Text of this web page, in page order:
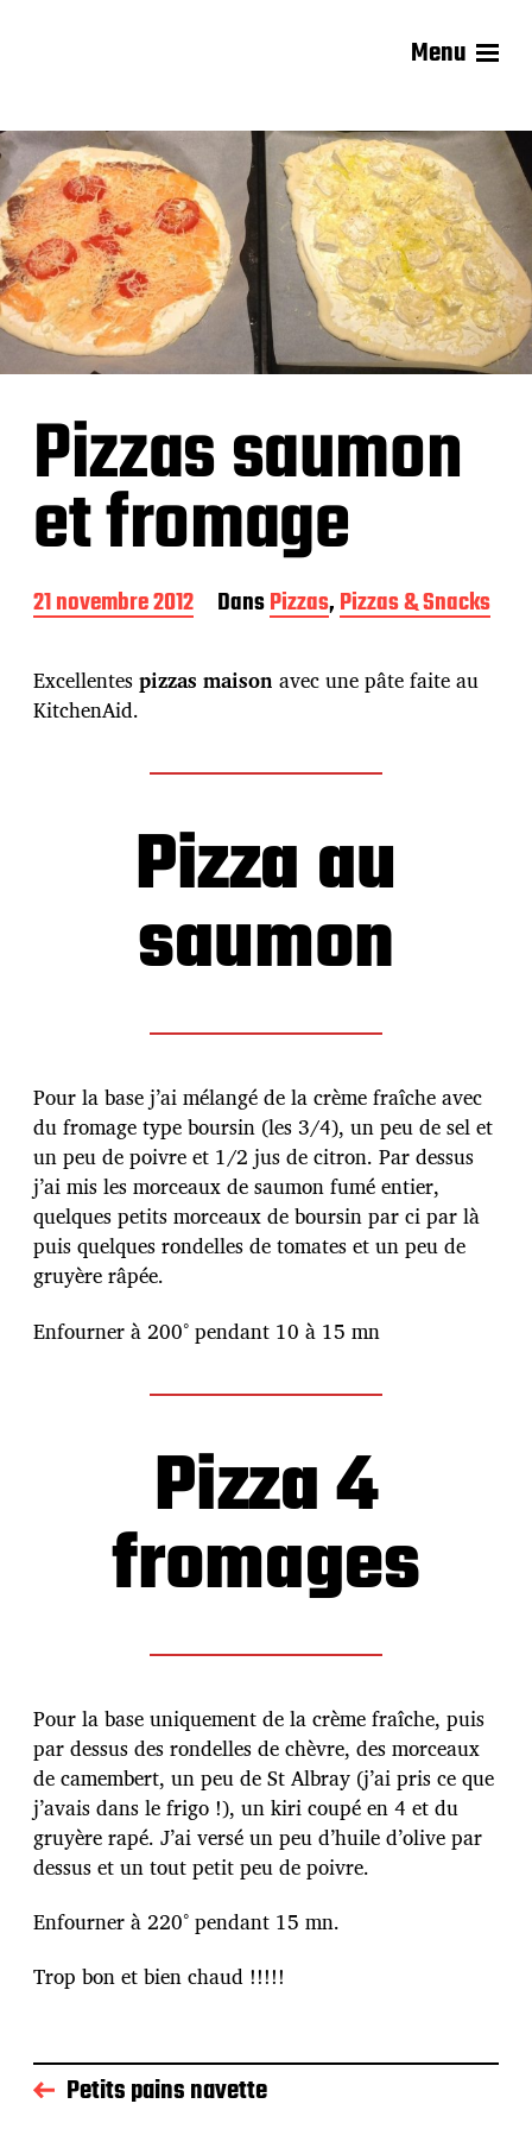
Menu
Pizzas saumon
et fromage
D
a
e
d
e
21 novembre 2012 DansPizzas,Pizzas & Snacks
Excellentespizzas maison avec une pâte faite au
KitchenAid.
Pizza au
saumon
Pour la base j’ai mélangé de la crème fraîche avec
du fromage type boursin (les 3/4), un peu de sel et
un peu de poivre et 1/2 jus de citron. Par dessus
j’ai mis les morceaux de saumon fumé entier,
quelques petits morceaux de boursin par ci par là
puis quelques rondelles de tomates et un peu de
gruyère râpée.
Enfourner à 200° pendant 10 à 15 mn
Pizza 4
fromages
Pour la base uniquement de la crème fraîche, puis
par dessus des rondelles de chèvre, des morceaux
de camembert, un peu de St Albray (j’ai pris ce que
j’avais dans le frigo !), un kiri coupé en 4 et du
gruyère rapé. J’ai versé un peu d’huile d’olive par
dessus et un tout petit peu de poivre.
Enfourner à 220° pendant 15 mn.
Trop bon et bien chaud !!!!!
Petits pains navette